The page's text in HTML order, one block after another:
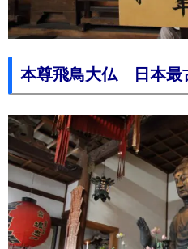
本尊飛鳥大仏 日本最